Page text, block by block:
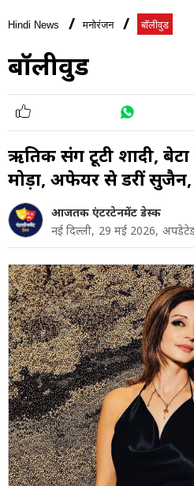
Hindi News मनोरंजन बॉलीवुड
बॉलीवुड
ऋतिक संग टूटी शादी, बेटों
मोड़ा, अफेयर से डरीं सुजैन,
आजतक एंटरटेनमेंट डेस्क
नई दिल्ली, 29 मई 2026,